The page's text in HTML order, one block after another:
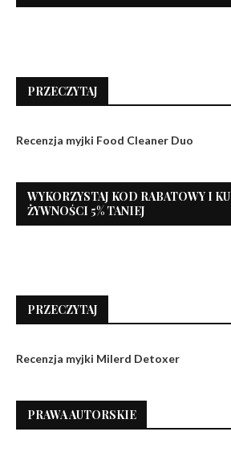
PRZECZYTAJ
Recenzja myjki Food Cleaner Duo
WYKORZYSTAJ KOD RABATOWY I
ŻYWNOŚCI 5% TANIEJ
PRZECZYTAJ
Recenzja myjki Milerd Detoxer
PRAWA AUTORSKIE